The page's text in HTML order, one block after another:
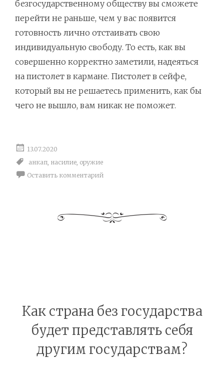
безгосударственному обществу вы сможете
перейти не раньше, чем у вас появится
готовность лично отстаивать свою
индивидуальную свободу. То есть, как вы
совершенно корректно заметили, надеяться
на пистолет в кармане. Пистолет в сейфе,
который вы не решаетесь применить, как бы
чего не вышло, вам никак не поможет.
13.07.2020
анкап, насилие, оружие
Оставить комментарий
Как страна без государства
будет представлять себя
другим государствам?